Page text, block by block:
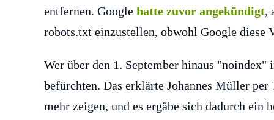
entfernen. Google hatte zuvor angekündigt,
robots.txt einzustellen, obwohl Google
Wer über den 1. September hinaus "noindex"
befürchten. Das erklärte Johannes Müller
mehr zeigen, und es ergäbe sich dadurch ein